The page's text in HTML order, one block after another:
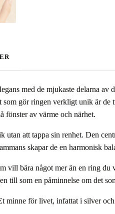
med de mjukaste delarna
som gör ringen verkligt unik är
fönster av värme och närhet.
utan att tappa sin renhet. Den
skapar de en harmonisk
vill bära något mer än en ring du
till som en påminnelse om det
minne för livet, infattat i silver